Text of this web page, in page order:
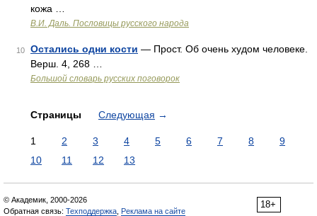
кожа …
В.И. Даль. Пословицы русского народа
10 Остались одни кости — Прост. Об очень худом человеке.
Верш. 4, 268 …
Большой словарь русских поговорок
Страницы Следующая →
1 2 3 4 5 6 7 8
9
10
11 12 13
18+
© Академик, 2000-2026
Обратная связь: Техподдержка Реклама на сайте